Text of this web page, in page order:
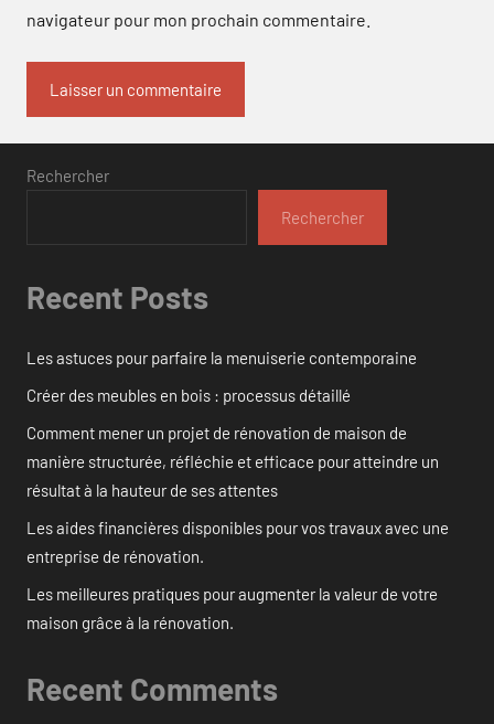
navigateur pour mon prochain commentaire.
Rechercher
Rechercher
Recent Posts
Les astuces pour parfaire la menuiserie contemporaine
Créer des meubles en bois : processus détaillé
Comment mener un projet de rénovation de maison de
manière structurée, réfléchie et efficace pour atteindre un
résultat à la hauteur de ses attentes
Les aides financières disponibles pour vos travaux avec une
entreprise de rénovation.
Les meilleures pratiques pour augmenter la valeur de votre
maison grâce à la rénovation.
Recent Comments